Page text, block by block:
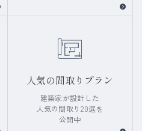
人気の間取りプラン
建築家が設計した
人気の間取り20選を
公開中